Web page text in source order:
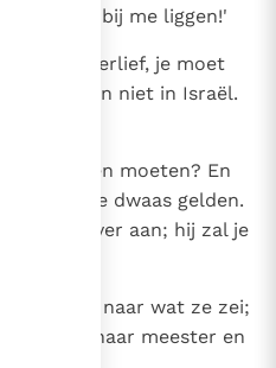
kom bij me liggen!'
broerlief, je moet
doet men niet in Israël.
heen moeten? En
eerloze dwaas gelden.
koning over aan; hij zal je
luisteren naar wat ze zei;
van haar meester en